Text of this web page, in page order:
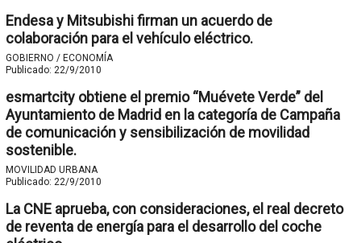
Endesa y Mitsubishi firman un acuerdo de
colaboración para el vehículo eléctrico.
GOBIERNO / ECONOMÍA
Publicado: 22/9/2010
esmartcity obtiene el premio “Muévete Verde” del
Ayuntamiento de Madrid en la categoría de Campaña
de comunicación y sensibilización de movilidad
sostenible.
MOVILIDAD URBANA
Publicado: 22/9/2010
La CNE aprueba, con consideraciones, el real decreto
de reventa de energía para el desarrollo del coche